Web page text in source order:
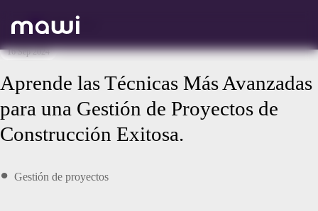
Volver atrás
16 Sep 2024
Aprende las Técnicas Más Avanzadas
para una Gestión de Proyectos de
Construcción Exitosa.
Gestión de proyectos